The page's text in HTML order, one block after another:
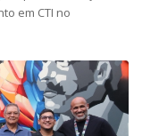
em CTI no